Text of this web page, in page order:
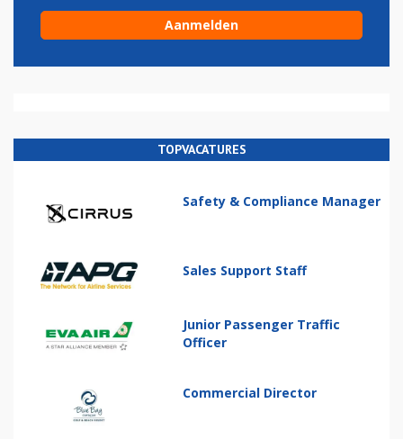
TOPVACATURES
Safety & Compliance Manager
Sales Support Staff
Junior Passenger Traffic
Officer
Commercial Director